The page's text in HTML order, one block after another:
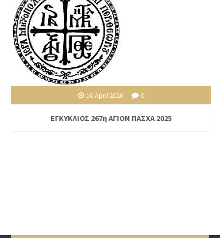
10 April 2026 0
ΕΓΚΥΚΛΙΟΣ 267η ΑΓΙΟΝ ΠΑΣΧΑ 2025